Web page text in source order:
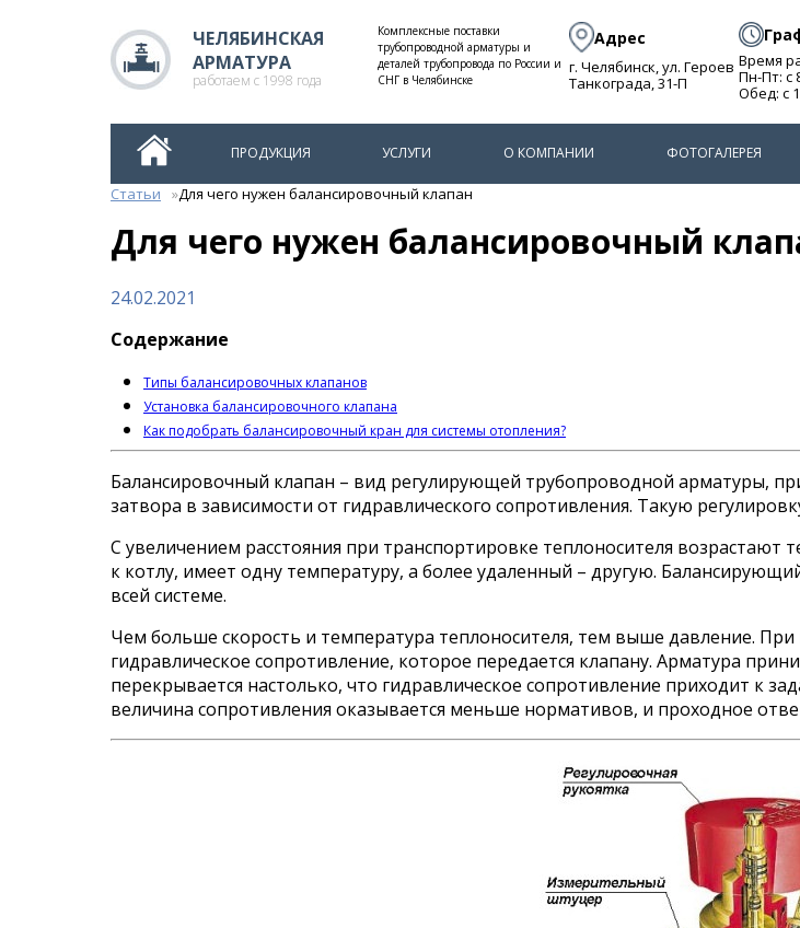
ЧЕЛЯБИНСКАЯ
АРМАТУРА
работаем с 1998 года
Комплексные поставки
трубопроводной арматуры и
деталей трубопровода по России и
СНГ в Челябинске
Адрес
г. Челябинск, ул. Героев
Танкограда, 31-П
Время
Пн-Пт: с
Обед: с
ПРОДУКЦИЯ УСЛУГИ О КОМПАНИИ ФОТОГАЛЕРЕЯ
Статьи Для чего нужен балансировочный клапан
Для чего нужен балансировочный
24.02.2021
Содержание
Типы балансировочных клапанов
Установка балансировочного клапана
Как подобрать балансировочный кран для системы отопления?
Балансировочный клапан – вид регулирующей трубопроводной арматуры,
затвора в зависимости от гидравлического сопротивления. Такую
С увеличением расстояния при транспортировке теплоносителя возрастают
к котлу, имеет одну температуру, а более удаленный – другую.
всей системе.
Чем больше скорость и температура теплоносителя, тем выше давление.
гидравлическое сопротивление, которое передается клапану. Арматура
перекрывается настолько, что гидравлическое сопротивление приходит к
величина сопротивления оказывается меньше нормативов, и проходное